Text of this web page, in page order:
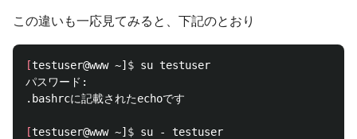
この違いも一応見てみると、下記のとおり
[testuser@www ~] $ su testuser
パスワード:
.bashrcに記載されたechoです
[testuser@www ~] $ su - testuser